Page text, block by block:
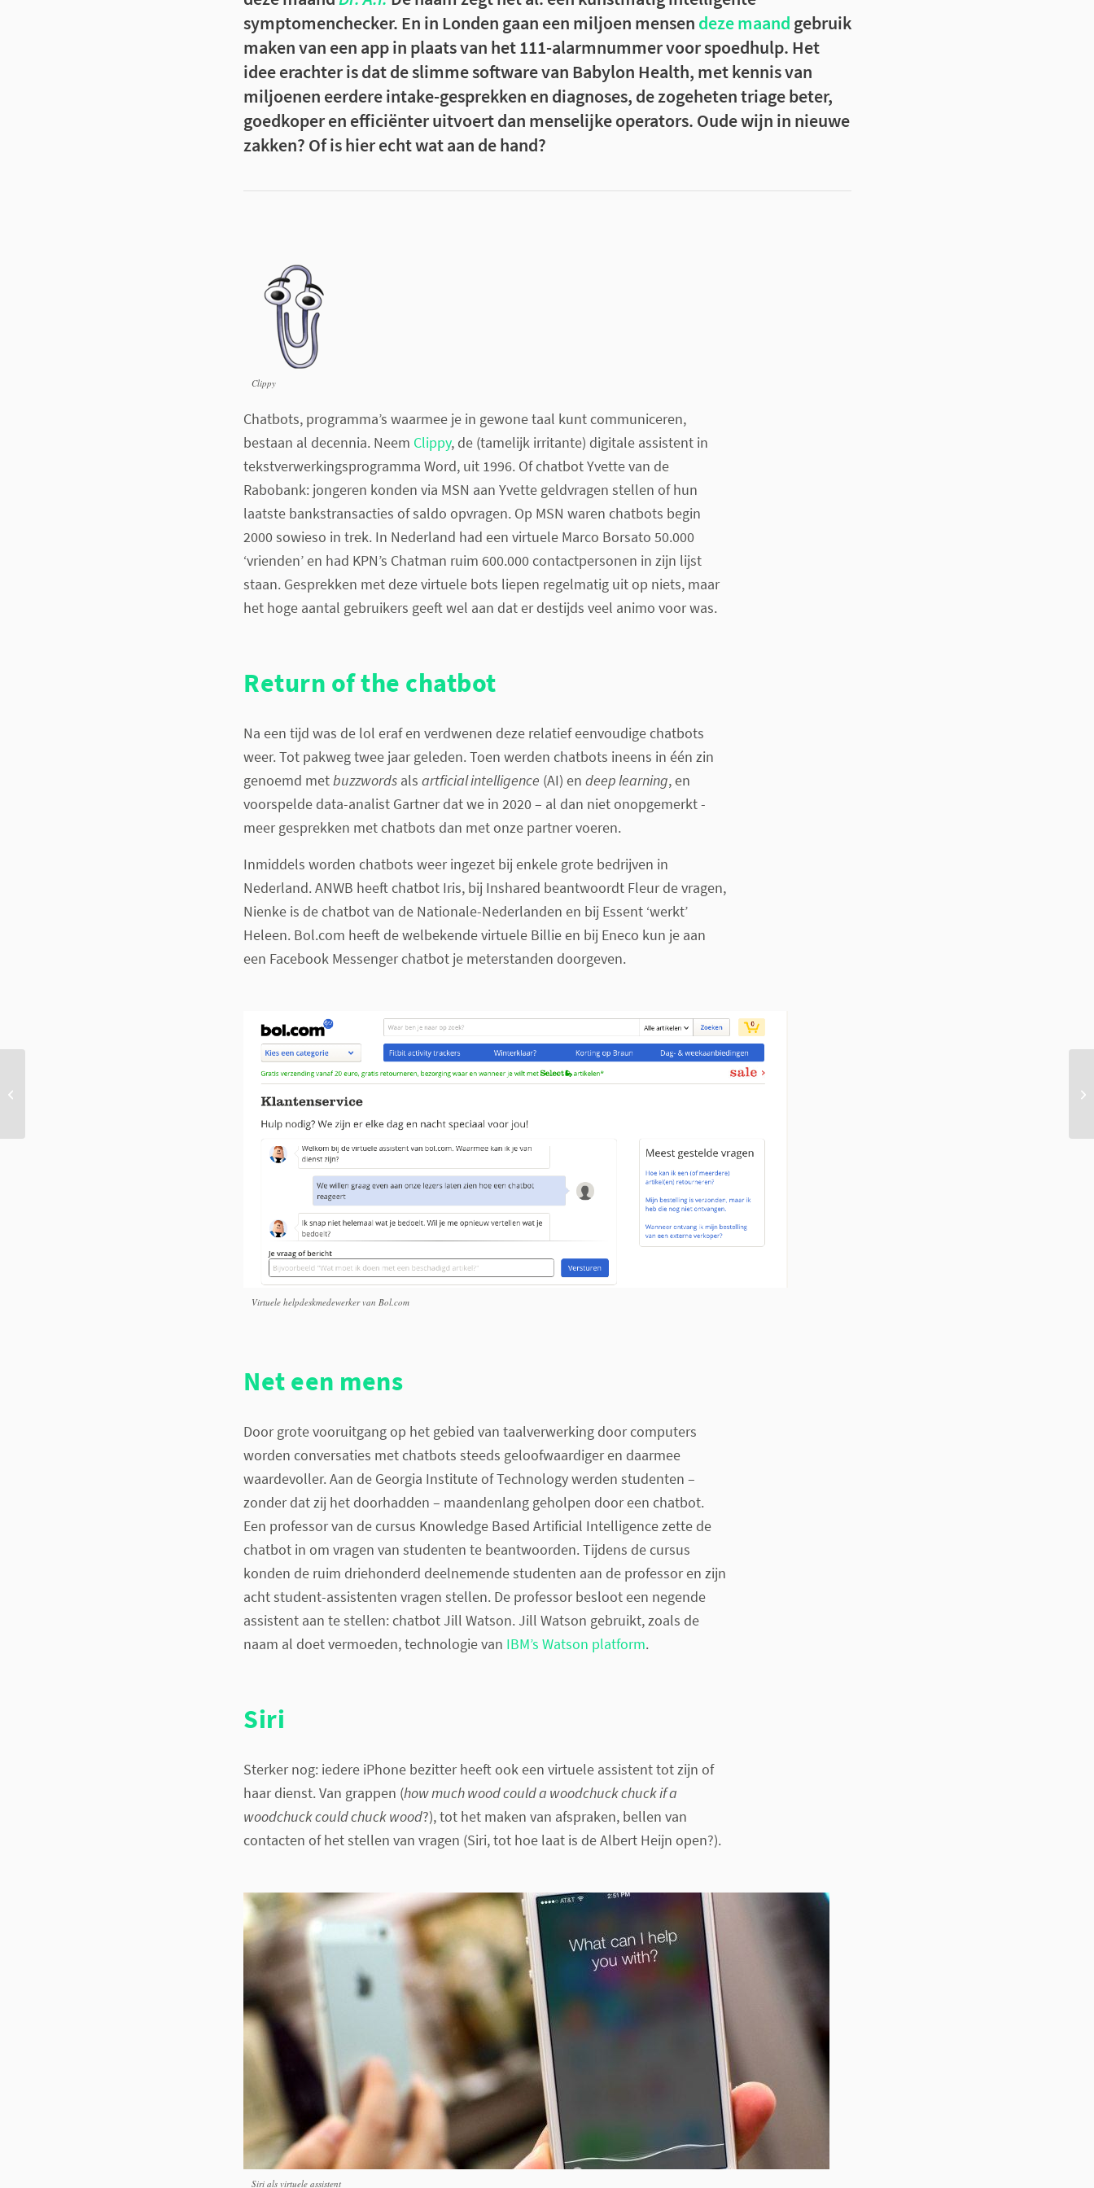
symptomenchecker. En in Londen gaan een miljoen mensen deze maand gebruik
maken van een app in plaats van het 111-alarmnummer voor spoedhulp. Het
idee erachter is dat de slimme software van Babylon Health, met kennis van
miljoenen eerdere intake-gesprekken en diagnoses, de zogeheten triage beter,
goedkoper en efficiënter uitvoert dan menselijke operators. Oude wijn in nieuwe
zakken? Of is hier echt wat aan de hand?
Clippy
Chatbots, programma’s waarmee je in gewone taal kunt communiceren,
bestaan al decennia. Neem Clippy, de (tamelijk irritante) digitale assistent in
tekstverwerkingsprogramma Word, uit 1996. Of chatbot Yvette van de
Rabobank: jongeren konden via MSN aan Yvette geldvragen stellen of hun
laatste bankstransacties of saldo opvragen. Op MSN waren chatbots begin
2000 sowieso in trek. In Nederland had een virtuele Marco Borsato 50.000
‘vrienden’ en had KPN’s Chatman ruim 600.000 contactpersonen in zijn lijst
staan. Gesprekken met deze virtuele bots liepen regelmatig uit op niets, maar
het hoge aantal gebruikers geeft wel aan dat er destijds veel animo voor was.
Return of the chatbot
Na een tijd was de lol eraf en verdwenen deze relatief eenvoudige chatbots
weer. Tot pakweg twee jaar geleden. Toen werden chatbots ineens in één zin
genoemd metbuzzwords als artficial intelligence (AI) en deep learning, en
voorspelde data-analist Gartner dat we in 2020 – al dan niet onopgemerkt -
meer gesprekken met chatbots dan met onze partner voeren.
Inmiddels worden chatbots weer ingezet bij enkele grote bedrijven in
Nederland. ANWB heeft chatbot Iris, bij Inshared beantwoordt Fleur de vragen,
Nienke is de chatbot van de Nationale-Nederlanden en bij Essent ‘werkt’
Heleen. Bol.com heeft de welbekende virtuele Billie en bij Eneco kun je aan
een Facebook Messenger chatbot je meterstanden doorgeven.
Virtuele helpdeskmedewerker van Bol.com
Net een mens
Door grote vooruitgang op het gebied van taalverwerking door computers
worden conversaties met chatbots steeds geloofwaardiger en daarmee
waardevoller. Aan de Georgia Institute of Technology werden studenten –
zonder dat zij het doorhadden – maandenlang geholpen door een chatbot.
Een professor van de cursus Knowledge Based Artificial Intelligence zette de
chatbot in om vragen van studenten te beantwoorden. Tijdens de cursus
konden de ruim driehonderd deelnemende studenten aan de professor en zijn
acht student-assistenten vragen stellen. De professor besloot een negende
assistent aan te stellen: chatbot Jill Watson. Jill Watson gebruikt, zoals de
naam al doet vermoeden, technologie van IBM’s Watson platform.
Siri
Sterker nog: iedere iPhone bezitter heeft ook een virtuele assistent tot zijn of
haar dienst. Van grappen (how much wood could a woodchuck chuck if a
woodchuck could chuck wood?), tot het maken van afspraken, bellen van
contacten of het stellen van vragen (Siri, tot hoe laat is de Albert Heijn open?).
Siri als virtuele assistent